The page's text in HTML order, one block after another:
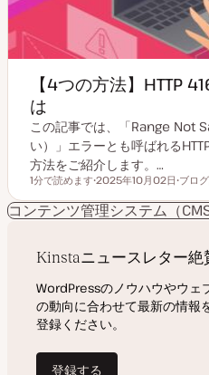
【4つの方法】HTTP
は
この記事では、「Range Not
い）」エラーとも呼ばれる
方法をご紹介します。…
読むのにかかる時間
1分で読めます
新
日
2025年10月02日
稿
タ
ブロ
コンテンツ管理システム（